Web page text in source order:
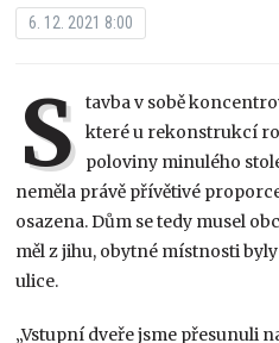
6. 12. 2021 8:00
S tavba v sobě
které u rekonstrukcí
poloviny minulého
neměla právě přívětivé
osazena. Dům se tedy musel
měl z jihu, obytné místnosti
ulice.
„Vstupní dveře jsme přesunuli